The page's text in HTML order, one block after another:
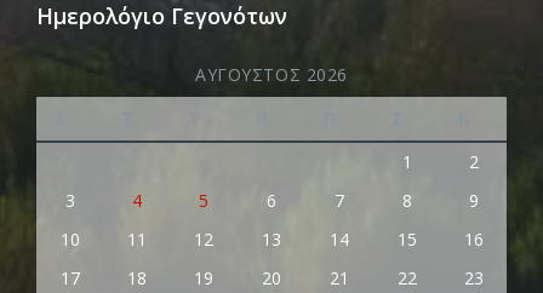
Ημερολόγιο Γεγονότων
ΑΎΓΟΥΣΤΟΣ 2026
1
2
3
4 5 6 7 8
9
10
11 12 13 14 15
16
17
18 19 20 21 22
23